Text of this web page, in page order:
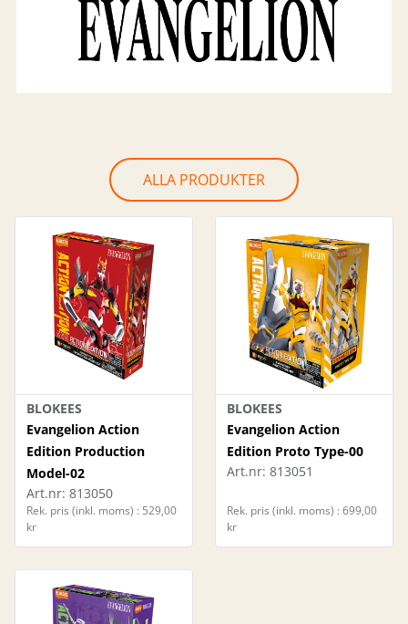
ALLA PRODUKTER
BLOKEES
Evangelion Action
Edition Production
Model-02
Art.nr: 813050
Rek. pris (inkl. moms) : 529,00
kr
BLOKEES
Evangelion Action
Edition Proto Type-00
Art.nr: 813051
Rek. pris (inkl. moms) : 699,00
kr